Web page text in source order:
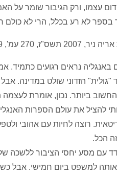
עצמו, ורק הגיבור שומר על
לא רע בכלל, הרי לא כולם
270 עמ', 79 ש"ח
1985 והחיים באנגליה נראים
"גולית" הזדוני שולט במדינה.
ביותר. נכון, אומרת לעצמה
להציל את עולם הספרות
רוצה לחיות עם אהובי
הכל.
עם מסע יחסי הציבור ללשכה
למשפט ביום חמישי. אבל